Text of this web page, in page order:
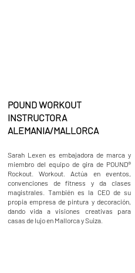
POUND WORKOUT
INSTRUCTORA
ALEMANIA/MALLORCA
Sarah Lexen es embajadora de marca y
miembro del equipo de gira de POUND®
Rockout. Workout. Actúa en eventos,
convenciones de fitness y da clases
magistrales. También es la CEO de su
propia empresa de pintura y decoración,
dando vida a visiones creativas para
casas de lujo en Mallorca y Suiza.